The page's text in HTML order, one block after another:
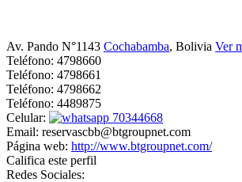
Av. Pando N°1143 Cochabamba, Bolivia Ver
Teléfono: 4798660
Teléfono: 4798661
Teléfono: 4798662
Teléfono: 4489875
Celular:
70344668
Email: reservascbb@btgroupnet.com
Página web: http://www.btgroupnet.com/
Califica este perfil
Redes Sociales: